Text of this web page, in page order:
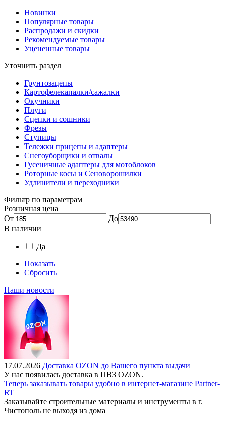
Новинки
Популярные товары
Распродажи и скидки
Рекомендуемые товары
Уцененные товары
Уточнить раздел
Грунтозацепы
Картофелекапалки/сажалки
Окучники
Плуги
Сцепки и сошники
Фрезы
Ступицы
Тележки прицепы и адаптеры
Снегоуборщики и отвалы
Гусеничные адаптеры для мотоблоков
Роторные косы и Сеноворошилки
Удлинители и переходники
Фильтр по параметрам
Розничная цена
От
До
В наличии
Да
Показать
Сбросить
Наши новости
17.07.2026 Доставка OZON до Вашего пункта выдачи
У нас появилась доставка в ПВЗ OZON.
Теперь заказывать товары удобно в интернет-магазине Partner-
RT
Заказывайте строительные материалы и инструменты в г.
Чистополь не выходя из дома